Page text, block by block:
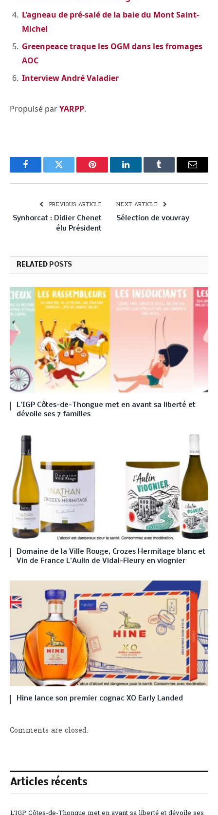
L’agneau de pré-salé de la baie du Mont Saint-
Michel
Greenpeace traque les OGM dans les fromages
AOC
Interview André Valadier
Propulsé parYARPP.
FacebookTwitter Pinterest LinkedInTumblr Email
PREVIOUS ARTICLE
Synhorcat : Didier Chenet
élu Président
NEXT ARTICLE
Sélection de vouvray
RELATED POSTS
L’IGP Côtes-de-Thongue met en avant sa liberté et
dévoile ses 7 familles
Domaine de la Ville Rouge, Crozes Hermitage blanc et
Vin de France L’Aulin de Vidal-Fleury en viognier
Hine lance son premier cognac XO Early Landed
Comments are closed.
Articles récents